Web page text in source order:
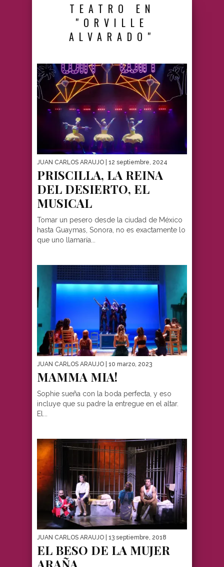
TEATRO EN
"ORVILLE
ALVARADO"
JUAN CARLOS ARAUJO | 12 septiembre, 2024
PRISCILLA, LA REINA
DEL DESIERTO, EL
MUSICAL
Tomar un pesero desde la ciudad de México
hasta Guaymas, Sonora, no es exactamente lo
que uno llamaría...
JUAN CARLOS ARAUJO | 10 marzo, 2023
MAMMA MIA!
Sophie sueña con la boda perfecta, y eso
incluye que su padre la entregue en el altar.
El...
JUAN CARLOS ARAUJO | 13 septiembre, 2018
EL BESO DE LA MUJER